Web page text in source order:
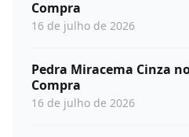
Compra
16 de julho de 2026
Pedra Miracema Cinza
Compra
16 de julho de 2026